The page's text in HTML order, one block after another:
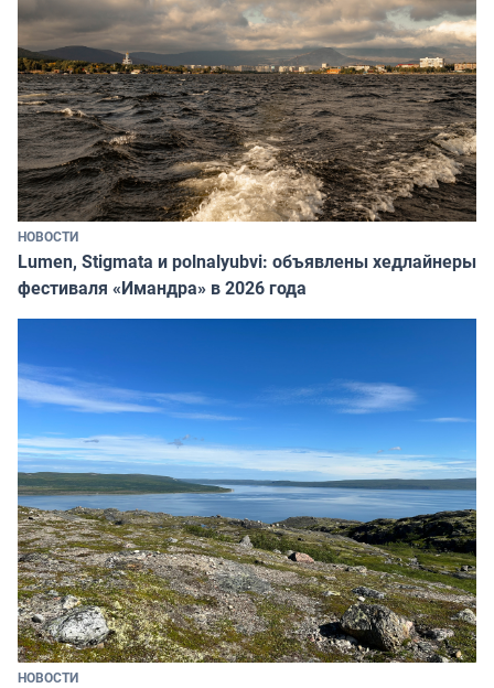
НОВОСТИ
Lumen, Stigmata и polnalyubvi: объявлены хедлайнеры
фестиваля «Имандра» в 2026 года
НОВОСТИ